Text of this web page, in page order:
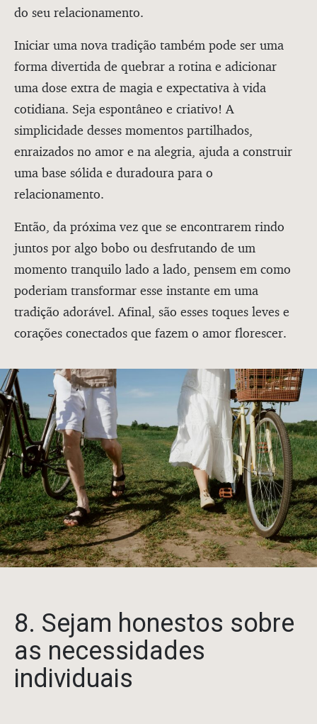
do seu relacionamento.
Iniciar uma nova tradição também pode ser uma
forma divertida de quebrar a rotina e adicionar
uma dose extra de magia e expectativa à vida
cotidiana. Seja espontâneo e criativo! A
simplicidade desses momentos partilhados,
enraizados no amor e na alegria, ajuda a construir
uma base sólida e duradoura para o
relacionamento.
Então, da próxima vez que se encontrarem rindo
juntos por algo bobo ou desfrutando de um
momento tranquilo lado a lado, pensem em como
poderiam transformar esse instante em uma
tradição adorável. Afinal, são esses toques leves e
corações conectados que fazem o amor florescer.
8. Sejam honestos sobre
as necessidades
individuais